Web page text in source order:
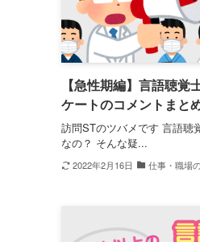
【急性期編】言語聴
ケートのコメントまと
訪問STのツバメです 言語聴
なの？ そんな疑...
2022年2月16日 仕事・職場